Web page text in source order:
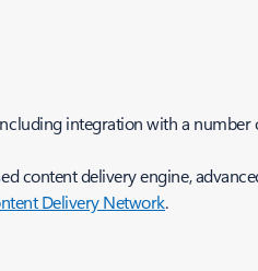
integration with a
content delivery engine,
Delivery Network.